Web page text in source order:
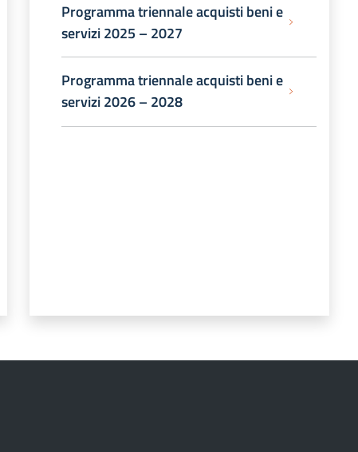
Programma triennale acquisti beni e
servizi 2025 – 2027
Programma triennale acquisti beni e
servizi 2026 – 2028